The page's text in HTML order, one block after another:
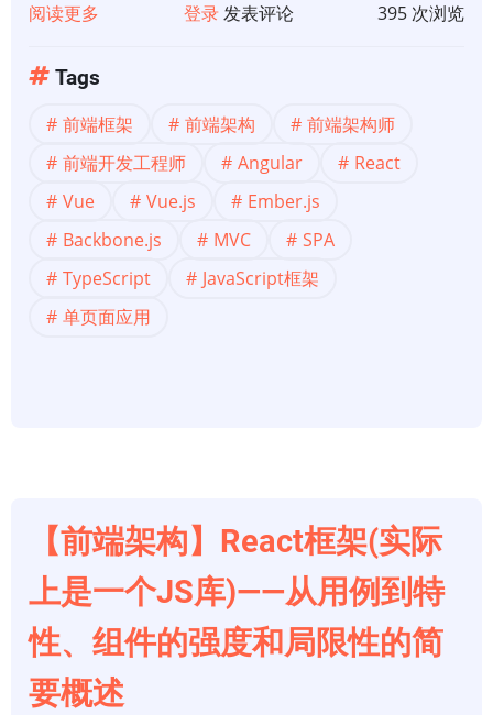
阅读更多
架
构】
2022
要
学
习
登录发表评论 395 次浏览
Tags
前端框架 前端架构
前端架构师
前端开发工程师
Angular
React
Vue
Vue.js
Ember.js
Backbone.js
MVC
SPA
TypeScript
JavaScript框架
单页面应用
【前端架构】React框架(实际
上是一个JS库)——从用例到特
性、组件的强度和局限性的简
要概述